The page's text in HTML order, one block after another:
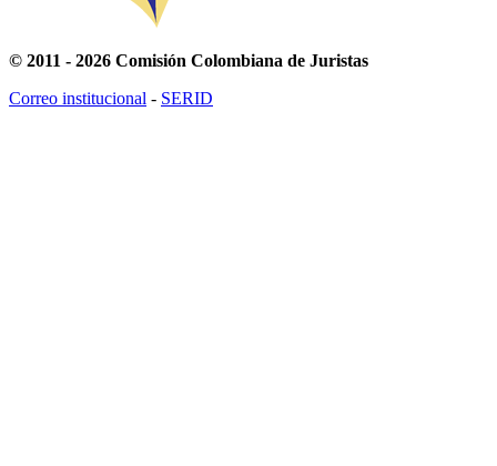
© 2011 - 2026 Comisión Colombiana de Juristas
Correo institucional - SERID